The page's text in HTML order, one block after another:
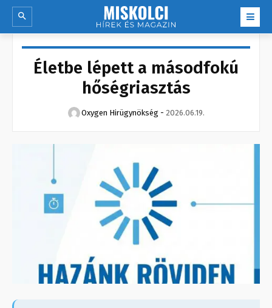
Életbe lépett a másodfokú
hőségriasztás
Oxygen Hirügynökség - 2026.06.19.